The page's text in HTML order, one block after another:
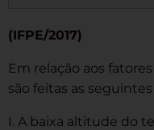
(IFPE/2017)
Em relação aos
são feitas as
I. A baixa altitude do